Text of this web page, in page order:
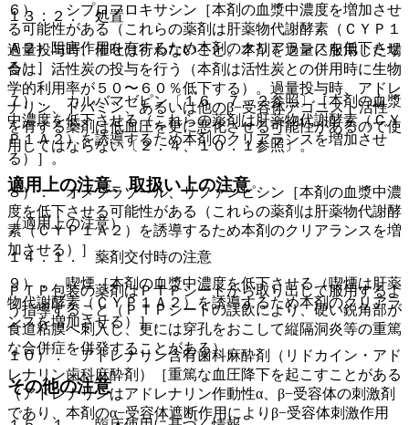
１３．２． 処置
過量投与時、催吐は行わないこと。本剤を過量に服用した場
合は、活性炭の投与を行う（本剤は活性炭との併用時に生物
学的利用率が５０〜６０％低下する）。過量投与時、アドレ
ナリン、ドパミン、あるいは他のβ−受容体アゴニスト活性
を有する薬剤は低血圧を更に悪化させる可能性があるので使
用してはならない〔２．４、１０．１参照〕。
適用上の注意、取扱い上の注意
（適用上の注意）
１４．１． 薬剤交付時の注意
ＰＴＰ包装の薬剤はＰＴＰシートから取り出して服用するよ
う指導すること（ＰＴＰシートの誤飲により、硬い鋭角部が
食道粘膜へ刺入し、更には穿孔をおこして縦隔洞炎等の重篤
な合併症を併発することがある）。
その他の注意
６）． シプロフロキサシン［本剤の血漿中濃度を増加させ
る可能性がある（これらの薬剤は肝薬物代謝酵素（ＣＹＰ１
Ａ２）阻害作用を有するため本剤のクリアランスを低下させ
る）］。
７）． カルバマゼピン〔１６．７．２参照〕［本剤の血漿
中濃度を低下させる（これらの薬剤は肝薬物代謝酵素（ＣＹ
Ｐ１Ａ２）を誘導するため本剤のクリアランスを増加させ
る）］。
８）． オメプラゾール、リファンピシン［本剤の血漿中濃
度を低下させる可能性がある（これらの薬剤は肝薬物代謝酵
素（ＣＹＰ１Ａ２）を誘導するため本剤のクリアランスを増
加させる）］。
９）． 喫煙［本剤の血漿中濃度を低下させる（喫煙は肝薬
物代謝酵素（ＣＹＰ１Ａ２）を誘導するため本剤のクリアラ
ンスを増加させる）］。
１０）． アドレナリン含有歯科麻酔剤（リドカイン・アド
レナリン歯科麻酔剤）［重篤な血圧降下を起こすことがある
（アドレナリンはアドレナリン作動性α、β−受容体の刺激剤
であり、本剤のα−受容体遮断作用によりβ−受容体刺激作用